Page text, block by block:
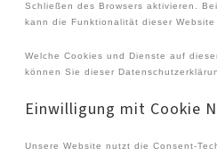
Schließen des Browsers aktivieren.
kann die Funktionalität dieser
Welche Cookies und Dienste auf
können Sie dieser
Einwilligung mit Cookie
Unsere Website nutzt die Consent-